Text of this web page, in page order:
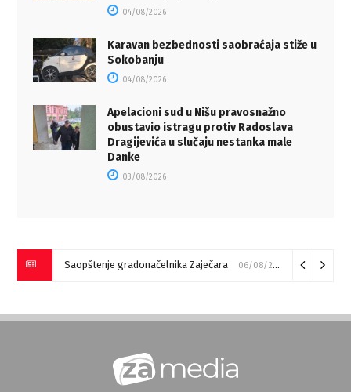
04/08/2026
Karavan bezbednosti saobraćaja stiže u
Sokobanju
04/08/2026
Apelacioni sud u Nišu pravosnažno
obustavio istragu protiv Radoslava
Dragijevića u slučaju nestanka male
Danke
03/08/2026
Saopštenje gradonačelnika Zaječara 06/08/2026